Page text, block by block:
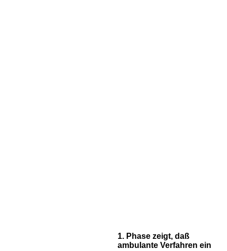
1. Phase zeigt, daß
ambulante Verfahren ein